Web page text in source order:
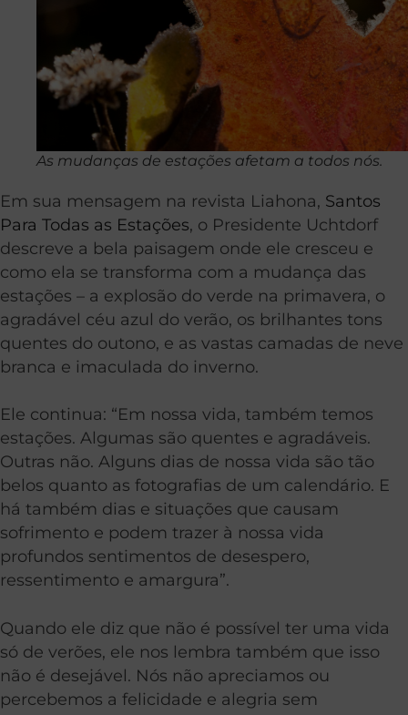
As mudanças de estações afetam a todos nós.
Em sua mensagem na revista Liahona, Santos
Para Todas as Estações, o Presidente Uchtdorf
descreve a bela paisagem onde ele cresceu e
como ela se transforma com a mudança das
estações – a explosão do verde na primavera, o
agradável céu azul do verão, os brilhantes tons
quentes do outono, e as vastas camadas de neve
branca e imaculada do inverno.
Ele continua: “Em nossa vida, também temos
estações. Algumas são quentes e agradáveis.
Outras não. Alguns dias de nossa vida são tão
belos quanto as fotografias de um calendário. E
há também dias e situações que causam
sofrimento e podem trazer à nossa vida
profundos sentimentos de desespero,
ressentimento e amargura”.
Quando ele diz que não é possível ter uma vida
só de verões, ele nos lembra também que isso
não é desejável. Nós não apreciamos ou
percebemos a felicidade e alegria sem